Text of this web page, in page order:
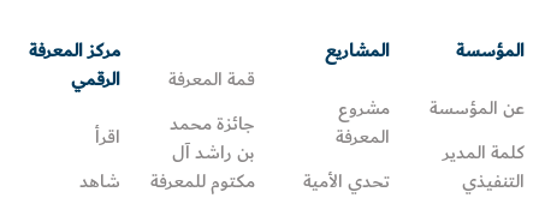
المؤسسة
عن المؤسسة
كلمة المدير
التنفيذي
المشاريع
مشروع
المعرفة
تحدي الأمية
قمة المعرفة
جائزة محمد
بن راشد آل
مكتوم للمعرفة
مركز المعرفة
الرقمي
اقرأ
شاهد